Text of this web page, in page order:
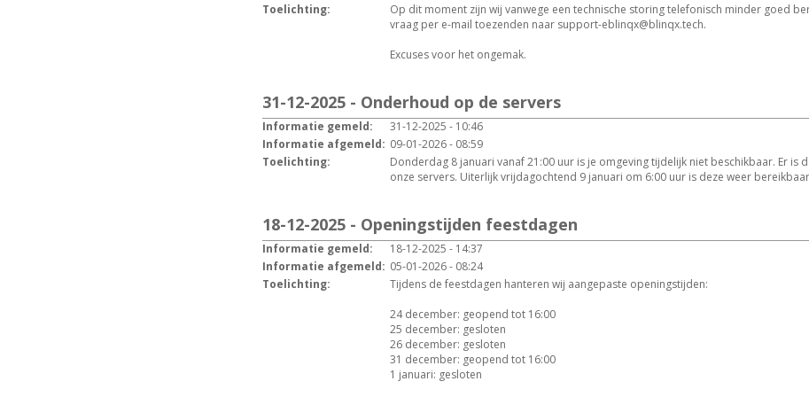
Toelichting:
Op dit moment zijn wij vanwege een technische storing telefonisch minder goed
vraag per e-mail toezenden naar support-eblinqx@blinqx.tech.
Excuses voor het ongemak.
31-12-2025 - Onderhoud op de servers
Informatie gemeld:
31-12-2025 - 10:46
Informatie afgemeld: 09-01-2026 - 08:59
Toelichting:
Donderdag 8 januari vanaf 21:00 uur is je omgeving tijdelijk niet beschikbaar. Er is
onze servers. Uiterlijk vrijdagochtend 9 januari om 6:00 uur is deze weer
18-12-2025 - Openingstijden feestdagen
Informatie gemeld:
18-12-2025 - 14:37
Informatie afgemeld: 05-01-2026 - 08:24
Toelichting:
Tijdens de feestdagen hanteren wij aangepaste openingstijden:
24 december: geopend tot 16:00
25 december: gesloten
26 december: gesloten
31 december: geopend tot 16:00
1 januari: gesloten